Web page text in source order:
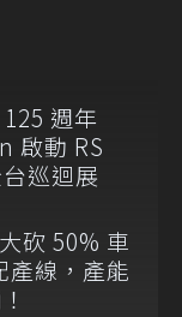
週年
啟動 RS
巡迴展
砍 50% 車
產線，產能